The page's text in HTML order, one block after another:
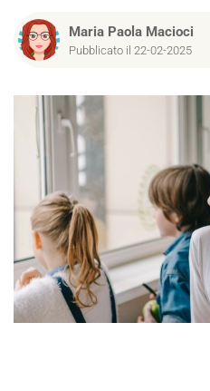
Maria Paola Macioci
Pubblicato il 22-02-2025